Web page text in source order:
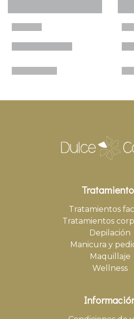
Tratamientos
Tratamientos
Depilación
Manicura y
Maquillaje
Wellness